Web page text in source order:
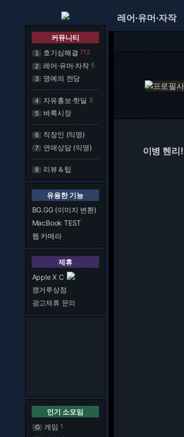
커뮤니티
1 호기심해결 712
2 레어·유머·자작 5
3 명예의 전당
4 자유홍보·핫딜 3
5 벼룩시장
6 직장인 (익명)
7 연애상담 (익명)
8 리뷰＆팁
유용한 기능
BG.GG (이미지 변환)
MacBook TEST
웹 카메라
제휴
Apple X C
캥거루상점
광고제휴 문의
인기 소모임
G 게임 1
레어·유머·자작
이병 헨리!